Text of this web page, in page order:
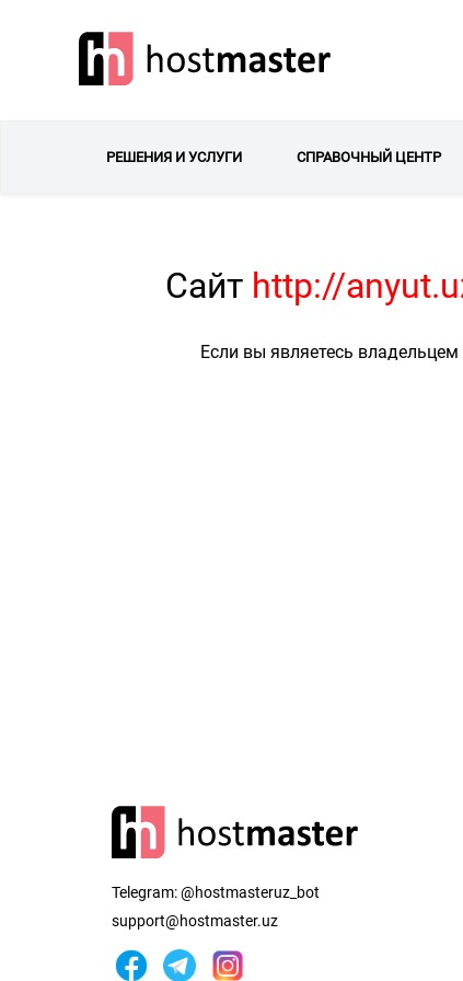
РЕШЕНИЯ И УСЛУГИ СПРАВОЧНЫЙ ЦЕНТР
Сайт http://
Если вы являетесь
Telegram:@hostmasteruz_bot
support@hostmaster.uz